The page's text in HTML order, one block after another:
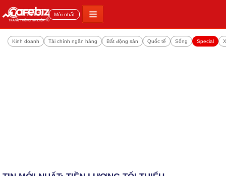
Đọc nhiều Mới nhất
Kinh doanh Tài chính ngân hàng Bất động sản Quốc tế Sống Special